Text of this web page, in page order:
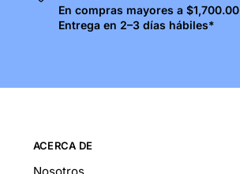
En compras mayores a $1,700.00
Entrega en 2–3 días hábiles*
ACERCA DE